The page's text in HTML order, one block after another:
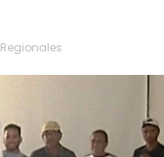
Regionales